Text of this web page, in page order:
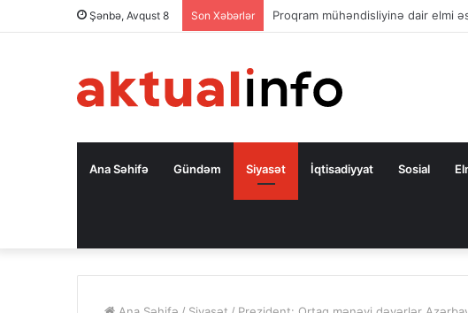
Şənbə, Avqust 8 Son Xəbərlər Səfir: Azərbaycan Omanla nəqliyyat
Ana Səhifə Gündəm Siyasət İqtisadiyyat Sosial